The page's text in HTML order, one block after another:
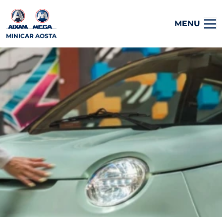
MINICAR AOSTA
MENU